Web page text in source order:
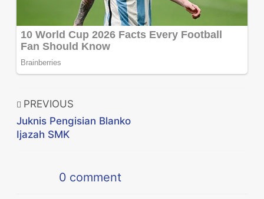
PREVIOUS
Juknis Pengisian Blanko
Ijazah SMK
0 comment